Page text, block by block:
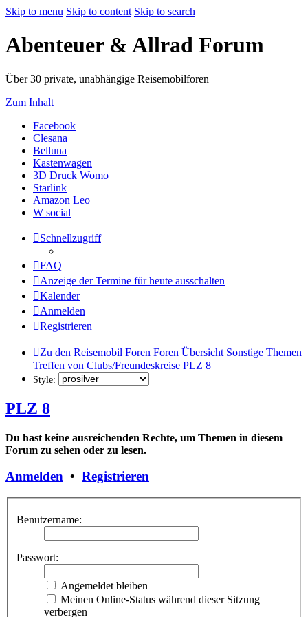
Skip to menu Skip to content Skip to search
Abenteuer & Allrad Forum
Über 30 private, unabhängige Reisemobilforen
Zum Inhalt
Facebook(Opens
tab)
Clesana
new
tab)
Belluna
a
new
tab)
Kastenwagen
a
3D Druck Womo(Opens
Starlink(Opens
a
new
Amazon Leo(Opens
tab)
W social
new
Schnellzugriff
FAQ
Anzeige der Termine für heute ausschalten
Kalender
Anmelden
Registrieren
Zu den Reisemobil Foren Foren Übersicht Sonstige Themen
Treffen von Clubs/Freundeskreise PLZ 8
Style:
PLZ 8
Du hast keine ausreichenden Rechte, um Themen in diesem
Forum zu sehen oder zu lesen.
Anmelden • Registrieren
Benutzername:
Passwort:
Angemeldet bleiben
Meinen Online-Status während dieser Sitzung
verbergen